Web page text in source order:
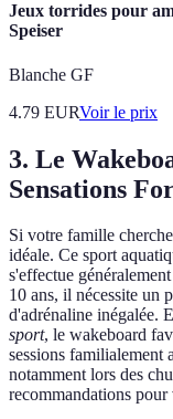
Jeux torrides pour
Speiser
Blanche GF
4.79 EURVoir le prix
3. Le
Sensations
Si votre famille
idéale. Ce sport
s'effectue
10 ans, il nécessite un
d'adrénaline inégalée.
sport, le wakeboard
sessions familialement
notamment lors des
recommandations pour